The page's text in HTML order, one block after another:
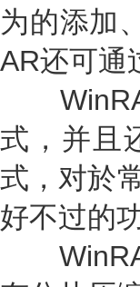
为的添加
AR还可通
式，并且
式，对於
好不过的